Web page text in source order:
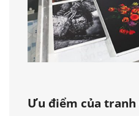
Ưu điểm của tranh